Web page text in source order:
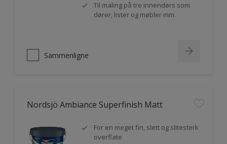
Til maling på tre innendørs som
dører, lister og møbler mm.
Sammenligne
Nordsjö Ambiance Superfinish Matt
For en meget fin, slett og slitesterk
overflate